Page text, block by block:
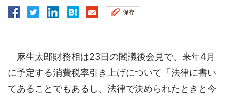
保存
麻生太郎財務相は23日の閣議後会見で、来年4月
に予定する消費税率引き上げについて「法律に書い
てあることでもあるし、法律で決められたときと今